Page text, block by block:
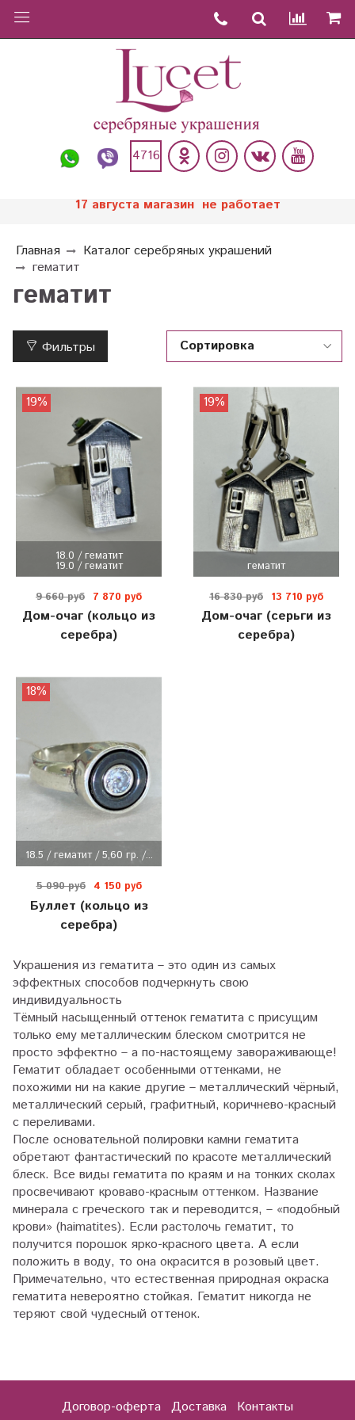
4716
17 августа магазин не работает
Главная
Каталог серебряных украшений
гематит
гематит
Фильтры
18.0 / гематит
19.0 / гематит
19%
9 660 руб 7 870 руб
Дом-очаг (кольцо из
серебра)
гематит
19%
16 830 руб 13 710 руб
Дом-очаг (серьги из
серебра)
18.5 / гематит / 5,60 гр. /...
18%
5 090 руб 4 150 руб
Буллет (кольцо из
серебра)
Украшения из гематита – это один из самых
эффектных способов подчеркнуть свою
индивидуальность
Тёмный насыщенный оттенок гематита с присущим
только ему металлическим блеском смотрится не
просто эффектно – а по-настоящему завораживающе!
Гематит обладает особенными оттенками, не
похожими ни на какие другие – металлический чёрный,
металлический серый, графитный, коричнево-красный
с переливами.
После основательной полировки камни гематита
обретают фантастический по красоте металлический
блеск. Все виды гематита по краям и на тонких сколах
просвечивают кроваво-красным оттенком. Название
минерала с греческого так и переводится, – «подобный
крови» (haimatites). Если растолочь гематит, то
получится порошок ярко-красного цвета. А если
положить в воду, то она окрасится в розовый цвет.
Примечательно, что естественная природная окраска
гематита невероятно стойкая. Гематит никогда не
теряют свой чудесный оттенок.
Договор-оферта Доставка Контакты